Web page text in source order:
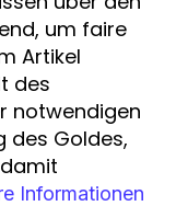
um faire
Artikel
des
notwendigen
des Goldes,
Informationen